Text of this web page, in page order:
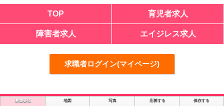
TOP 育児者求人
障害者求人 エイジレス求人
求職者ログイン(マイページ)
募集要項 地図 写真 応募する 保存する